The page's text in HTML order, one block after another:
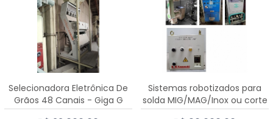
Selecionadora Eletrônica De
Grãos 48 Canais - Giga G
10000
Sistemas robotizados para
solda MIG/MAG/Inox ou corte
plasma